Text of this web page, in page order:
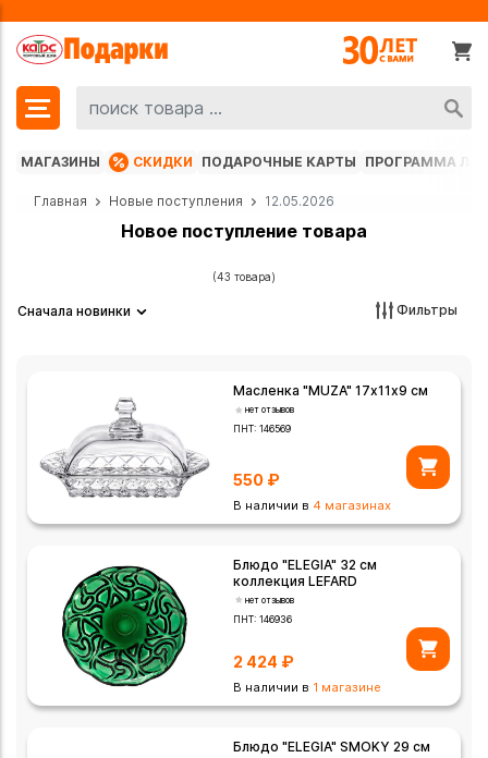
МАГАЗИНЫ СКИДКИ ПОДАРОЧНЫЕ КАРТЫ ПРОГРАММА
Главная Новые поступления 12.05.2026
Новое поступление товара
(43 товара)
Сначала новинки Фильтры
Масленка "MUZA" 17х11х9 см
нет отзывов
ПНТ:146569
550 ₽
В наличии в 4 магазинах
Блюдо "ELEGIA" 32 см
коллекция LEFARD
нет отзывов
ПНТ:146936
2 424 ₽
В наличии в 1 магазине
Блюдо "ELEGIA" SMOKY 29 см